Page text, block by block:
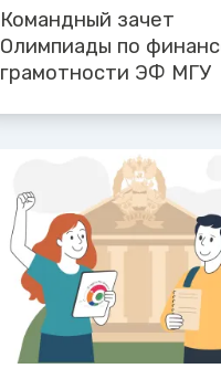
Командный зачет
Олимпиады по
грамотности ЭФ МГУ